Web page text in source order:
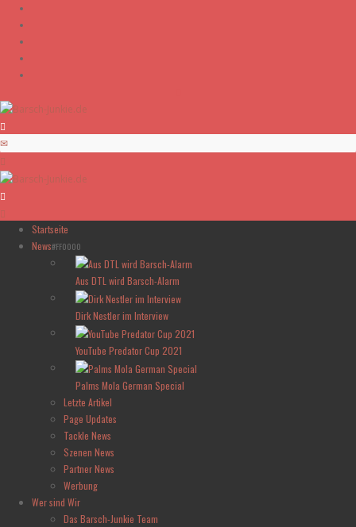
Skip to content
Startseite
News#FF0000
Aus DTL wird Barsch-Alarm
Dirk Nestler im Interview
YouTube Predator Cup 2021
Palms Mola German Special
Letzte Artikel
Page Updates
Tackle News
Szenen News
Partner News
Werbung
Wer sind Wir
Das Barsch-Junkie Team